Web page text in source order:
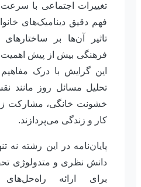
تغییرات اجتماعی با سرعت
فهم دقیق دینامیک‌های
تاثیر آن‌ها بر ساختارهای
فرهنگی بیش از پیش اهمیت
این گرایش با درک
تحلیل مسائل روز مانند
خشونت خانگی، مشارکت
کار و زندگی می‌پردازند.
پایان‌نامه در این رشته نه
دانش نظری و متدولوژی
برای ارائه